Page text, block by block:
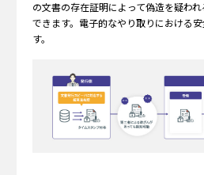
の文書の存在証明によって偽造を疑わ
できます。電子的なやり取りにおける
す。